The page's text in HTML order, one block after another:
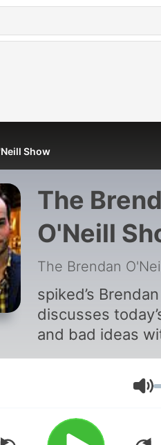
Show
The
O'Neill
The
O'Neill
The Brendan
spiked’s Brendan
discusses
and bad ideas
esteemed guest.